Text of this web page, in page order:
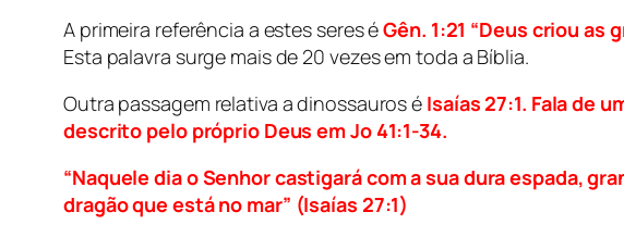
A primeira referência a estes seres éGên. 1:21 “Deus criou as
Esta palavra surge mais de 20 vezes em toda a Bíblia.
Outra passagem relativa a dinossauros é Isaías 27:1. Fala de
descrito pelo próprio Deus em Jo 41:1-34.
“Naquele dia o Senhor castigará com a sua dura espada,
dragão que está no mar” (Isaías 27:1)